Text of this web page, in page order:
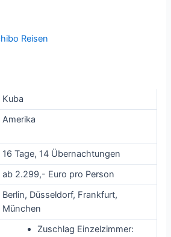
Reisen
Kuba
Amerika
16 Tage, 14 Übernachtungen
ab 2.299,- Euro pro Person
Berlin, Düsseldorf, Frankfurt,
München
Zuschlag Einzelzimmer: